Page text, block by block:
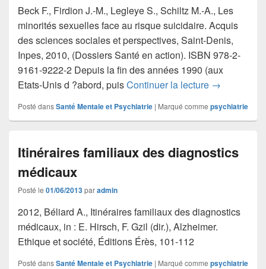
Beck F., Firdion J.-M., Legleye S., Schiltz M.-A., Les
minorités sexuelles face au risque suicidaire. Acquis
des sciences sociales et perspectives, Saint-Denis,
Inpes, 2010, (Dossiers Santé en action). ISBN 978-2-
9161-9222-2 Depuis la fin des années 1990 (aux
Etats-Unis d ?abord, puisContinuer la lecture Les
→
Posté dansSanté Mentale et Psychiatrie | Marqué comme psychiatrie
Itinéraires familiaux des diagnostics
médicaux
Posté le 01/06/2013paradmin
2012, Béliard A., Itinéraires familiaux des diagnostics
médicaux, in : E. Hirsch, F. Gzil (dir.), Alzheimer.
Ethique et société, Éditions Érès, 101-112
Posté dansSanté Mentale et Psychiatrie | Marqué comme psychiatrie